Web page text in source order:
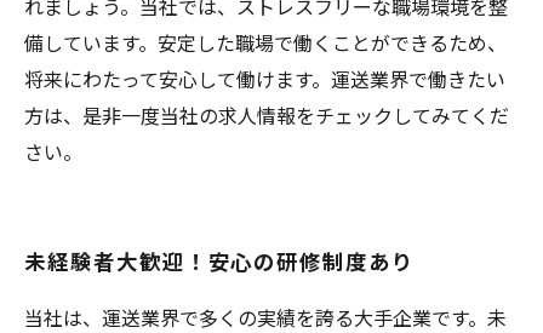
れましょう。当社では、ストレスフリーな職場環境を整
備しています。安定した職場で働くことができるため、
将来にわたって安心して働けます。運送業界で働きたい
方は、是非一度当社の求人情報をチェックしてみてくだ
さい。
未経験者大歓迎！安心の研修制度あり
当社は、運送業界で多くの実績を誇る大手企業です。未